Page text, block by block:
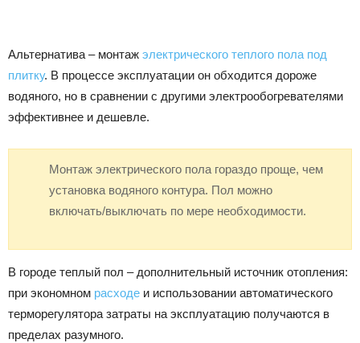
Альтернатива – монтаж электрического теплого пола под
плитку. В процессе эксплуатации он обходится дороже
водяного, но в сравнении с другими электрообогревателями
эффективнее и дешевле.
Монтаж электрического пола гораздо проще, чем
установка водяного контура. Пол можно
включать/выключать по мере необходимости.
В городе теплый пол – дополнительный источник отопления:
при экономном расходе и использовании автоматического
терморегулятора затраты на эксплуатацию получаются в
пределах разумного.